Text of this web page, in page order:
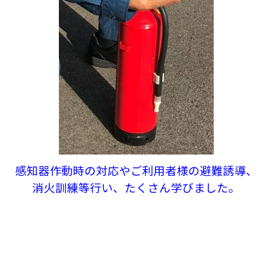
感知器作動時の対応やご利用者様の避難誘導、
消火訓練等行い、たくさん学びました。